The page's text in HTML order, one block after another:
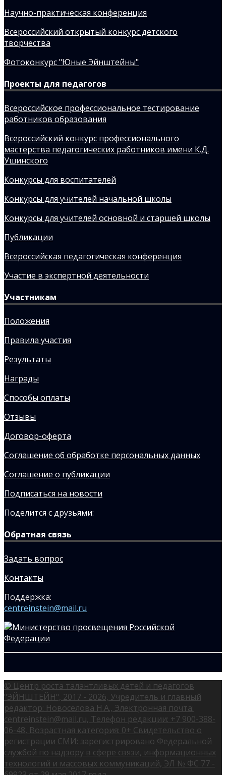
Научно-практическая конференция
Всероссийский открытый конкурс детского
творчества
Фотоконкурс "Юные Эйнштейны"
Проекты для педагогов
Всероссийское профессиональное тестирование
работников образования
Всероссийский конкурс профессионального
мастерства педагогических работников имени К.Д.
Ушинского
Конкурсы для воспитателей
Конкурсы для учителей начальной школы
Конкурсы для учителей основной и старшей школы
Публикации
Всероссийская педагогическая конференция
Участие в экспертной деятельности
Участникам
Положения
Правила участия
Результаты
Награды
Способы оплаты
Отзывы
Договор-оферта
Соглашение об обработке персональных данных
Соглашение о публикации
Подписаться на новости
Поделится с друзьями:
Обратная связь
Задать вопрос
Контакты
Поддержка:
centreinstein@mail.ru
© Центр роста талантливых детей и педагогов
"ЭЙНШТЕЙН", 2017 - 2026, Учредитель и главный
редактор: Новоселова Н.А., Электронная почта:
centreinstein@mail.ru, Телефон редакции: +7 900-388-
06-48, Возрастная категория: 0+ Свидетельство о
регистрации СМИ: зарегистрировано Федеральной
службой по надзору в сфере связи, информационных
технологий и массовых коммуникаций, ЭЛ № ФС 77 -